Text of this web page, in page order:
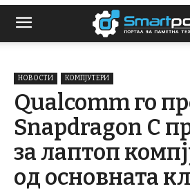
НОВОСТИ КОМПЈУТЕРИ
Qualcomm го
Snapdragon C
за лаптоп
од основната